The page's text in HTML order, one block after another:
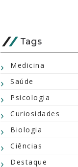
Tags
Medicina
Saúde
Psicologia
Curiosidades
Biologia
Ciências
Destaque